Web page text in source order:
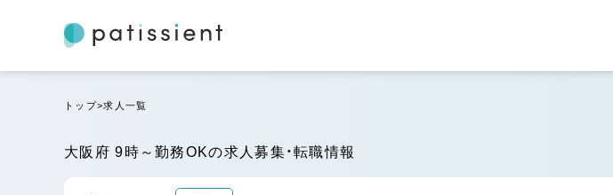
トップ 求人一覧
大阪府 9時～勤務OKの求人募集・転職情報